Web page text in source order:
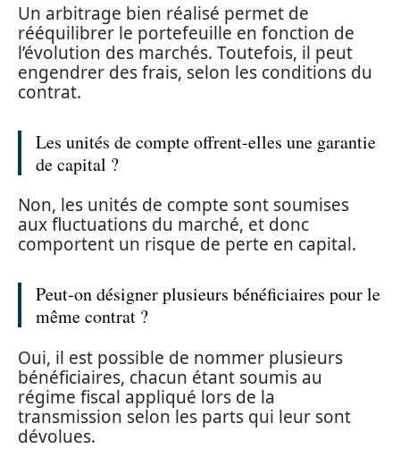
Un arbitrage bien réalisé permet de
rééquilibrer le portefeuille en fonction de
l’évolution des marchés. Toutefois, il peut
engendrer des frais, selon les conditions du
contrat.
Les unités de compte offrent-elles une garantie
de capital ?
Non, les unités de compte sont soumises
aux fluctuations du marché, et donc
comportent un risque de perte en capital.
Peut-on désigner plusieurs bénéficiaires pour le
même contrat ?
Oui, il est possible de nommer plusieurs
bénéficiaires, chacun étant soumis au
régime fiscal appliqué lors de la
transmission selon les parts qui leur sont
dévolues.